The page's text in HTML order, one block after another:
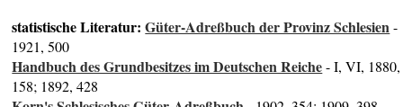
statistische Literatur:Güter-Adreßbuch der Provinz Schlesien-
1921, 500
Handbuch des Grundbesitzes im Deutschen Reiche- I, VI, 1880,
158; 1892, 428